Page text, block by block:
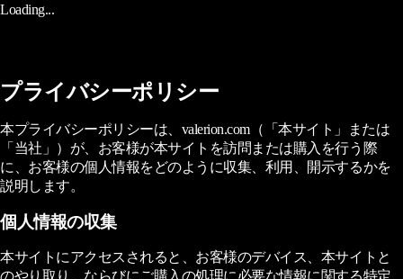
Loading...
プライバシーポリシー
本プライバシーポリシーは、valerion.com（「本サイト」または
「当社」）が、お客様が本サイトを訪問または購入を行う際
に、お客様の個人情報をどのように収集、利用、開示するかを
説明します。
個人情報の収集
本サイトにアクセスされると、お客様のデバイス、本サイトと